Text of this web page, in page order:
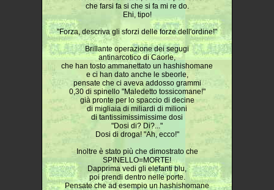
che farsi fa si che si fa mi re do.
Ehi, tipo!
"Forza, descriva gli sforzi delle forze dell'ordine!"
Brillante operazione dei segugi
antinarcotico di Caorle,
che han tosto ammanettato un hashishomane
e ci han dato anche le sbeorle,
pensate che ci aveva addosso grammi
0,30 di spinello "Maledetto tossicomane!"
già pronte per lo spaccio di decine
di migliaia di miliardi di milioni
di tantissimissimissime dosi
"Dosi di? Di?..."
Dosi di droga! "Ah, ecco!"
Inoltre è stato più che dimostrato che
SPINELLO=MORTE!
Dapprima vedi gli elefanti blu,
poi prendi dentro nelle porte.
Pensate che ad esempio un hashishomane